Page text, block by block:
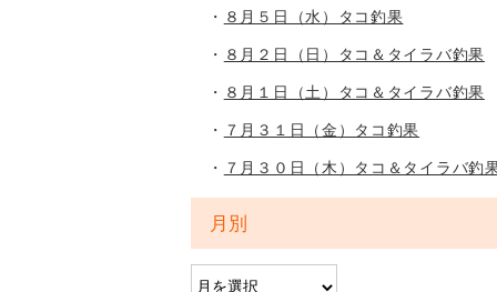
８月５日（水）タコ釣果
８月２日（日）タコ＆タイラバ釣果
８月１日（土）タコ＆タイラバ釣果
７月３１日（金）タコ釣果
７月３０日（木）タコ＆タイラバ釣
月別